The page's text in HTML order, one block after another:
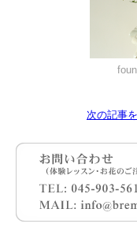
次の記事